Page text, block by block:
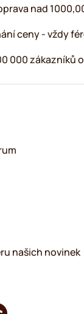
nad
ceny - vždy
000 zákazníků
našich novinek